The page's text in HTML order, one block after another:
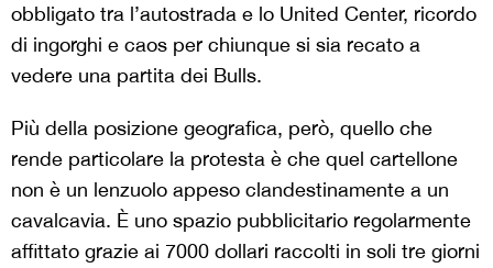
obbligato tra l’autostrada e lo United Center, ricordo
di ingorghi e caos per chiunque si sia recato a
vedere una partita dei Bulls.
Più della posizione geografica, però, quello che
rende particolare la protesta è che quel cartellone
non è un lenzuolo appeso clandestinamente a un
cavalcavia. È uno spazio pubblicitario regolarmente
affittato grazie ai 7000 dollari raccolti in soli tre giorni